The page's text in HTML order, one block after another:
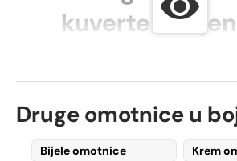
kuverte za
sofisticiran dodir.
Vaši će gosti obožavati
Druge omotnice u
Bijele omotnice
Krem